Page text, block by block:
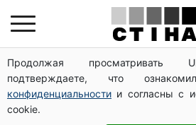
Продолжая просматривать
подтверждаете, что
конфиденциальности и согласны с
cookie.
комментарии